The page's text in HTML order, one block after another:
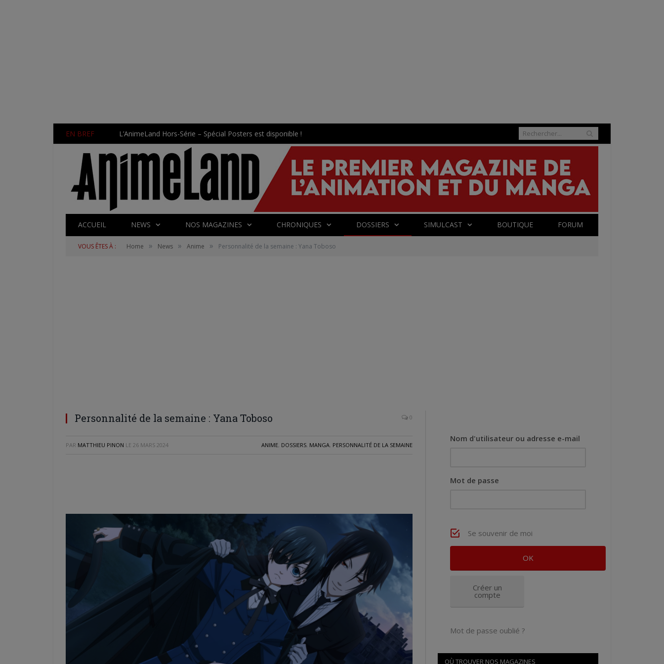
EN BREF L’AnimeLand Hors-Série – Spécial Posters est disponible !
ACCUEIL NEWS NOS MAGAZINES CHRONIQUES DOSSIERS SIMULCAST BOUTIQUE FORUM
VOUS ÊTES À : Home » News » Anime » Personnalité de la semaine : Yana Toboso
Personnalité de la semaine : Yana Toboso 0
PAR MATTHIEU PINON LE 26 MARS 2024 ANIME, DOSSIERS, MANGA, PERSONNALITÉ DE LA SEMAINE
Nom d'utilisateur ou adresse e-mail
Mot de passe
Se souvenir de moi
Créer un
compte
Mot de passe oublié ?
OÙ TROUVER NOS MAGAZINES